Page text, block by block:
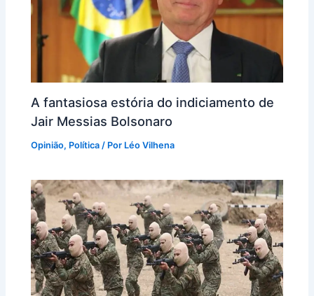
A fantasiosa estória do indiciamento de
Jair Messias Bolsonaro
Opinião, Política / Por Léo Vilhena